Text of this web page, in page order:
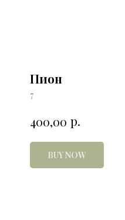
Пион
7
400,00 р.
BUY NOW